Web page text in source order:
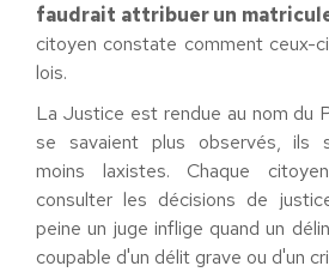
faudrait attribuer un
citoyen constate comment ceux-
lois.
La Justice est rendue au nom du
se savaient plus observés, ils
moins laxistes. Chaque
consulter les décisions de
peine un juge inflige quand un
coupable d'un délit grave ou d'un